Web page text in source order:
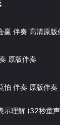
赢 伴奏 高清原版
原版伴奏
怕 伴奏 原版伴奏
示理解 (32秒童